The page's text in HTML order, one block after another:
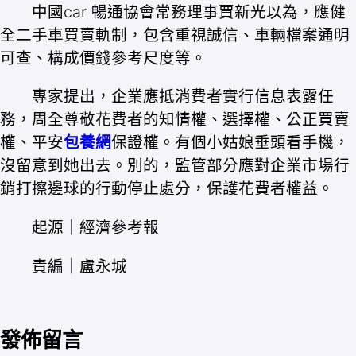
中國car 暢通協會常務理事賈新光以為，應健
全二手車買賣軌制，包含重視誠信、車輛檔案通明
可查、構成價錢參考尺度等。
專家提出，企業應抵消費者實行信息表露任
務，周全尊敬花費者的知情權、選擇權、公正買賣
權、平安包養網保證權。有個小姑娘垂頭看手機，
沒留意到她出去。別的，監管部分應對企業市場行
銷打擦邊球的行動停止處分，保護花費者權益。
起源｜經濟參考報
責編｜盧永城
發佈留言